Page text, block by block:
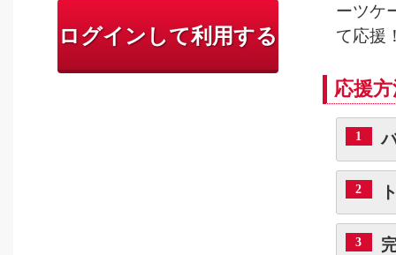
ログインして利用する
ーツケ
て応援
応援
1
2
3